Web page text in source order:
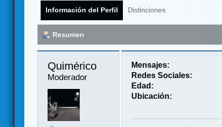
Información del Perfil Distinciones
Resumen
Quimérico
Moderador
Mensajes:
Redes Sociales:
Edad:
Ubicación: